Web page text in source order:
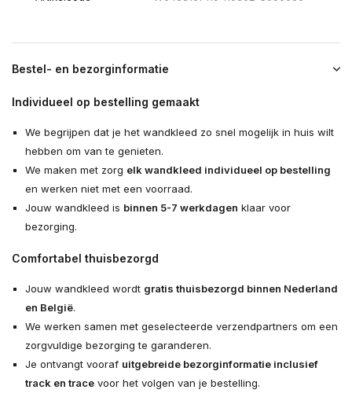
Bestel- en bezorginformatie
Individueel op bestelling gemaakt
We begrijpen dat je het wandkleed zo snel mogelijk in huis wilt
hebben om van te genieten.
We maken met zorg elk wandkleed individueel op bestelling
en werken niet met een voorraad.
Jouw wandkleed is binnen 5-7 werkdagen klaar voor
bezorging.
Comfortabel thuisbezorgd
Jouw wandkleed wordt gratis thuisbezorgd binnen Nederland
en België.
We werken samen met geselecteerde verzendpartners om een
zorgvuldige bezorging te garanderen.
Je ontvangt vooraf uitgebreide bezorginformatie inclusief
track en tracevoor het volgen van je bestelling.